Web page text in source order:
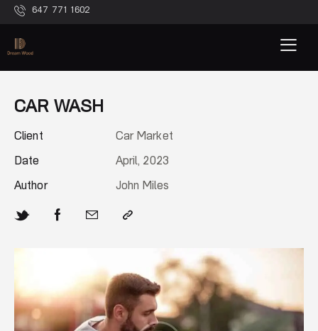
647 771 1602
CAR WASH
Client Car Market
Date April, 2023
Author John Miles